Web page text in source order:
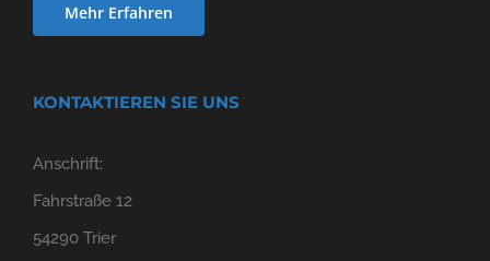
Mehr Erfahren
KONTAKTIEREN SIE UNS
Anschrift:
Fahrstraße 12
54290 Trier